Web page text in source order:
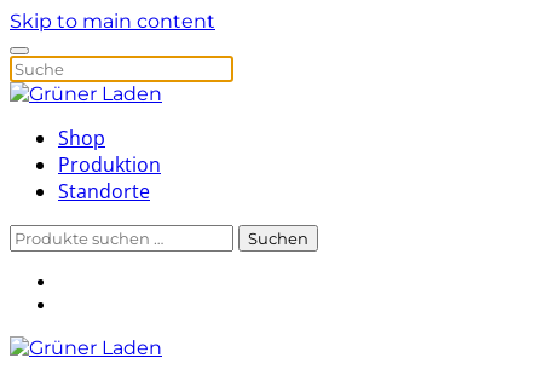
Skip to main content
Shop
Produktion
Standorte
Suchen
Suchen